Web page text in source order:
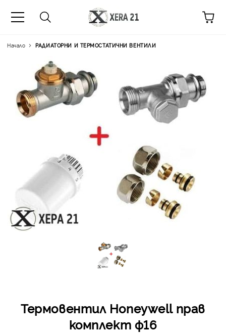
Начало РАДИАТОРНИ И ТЕРМОСТАТИЧНИ ВЕНТИЛИ
Термовентил Honeywell прав
комплект ф16
Цена на продукта:
Отложено до 30 дни
изпращане на